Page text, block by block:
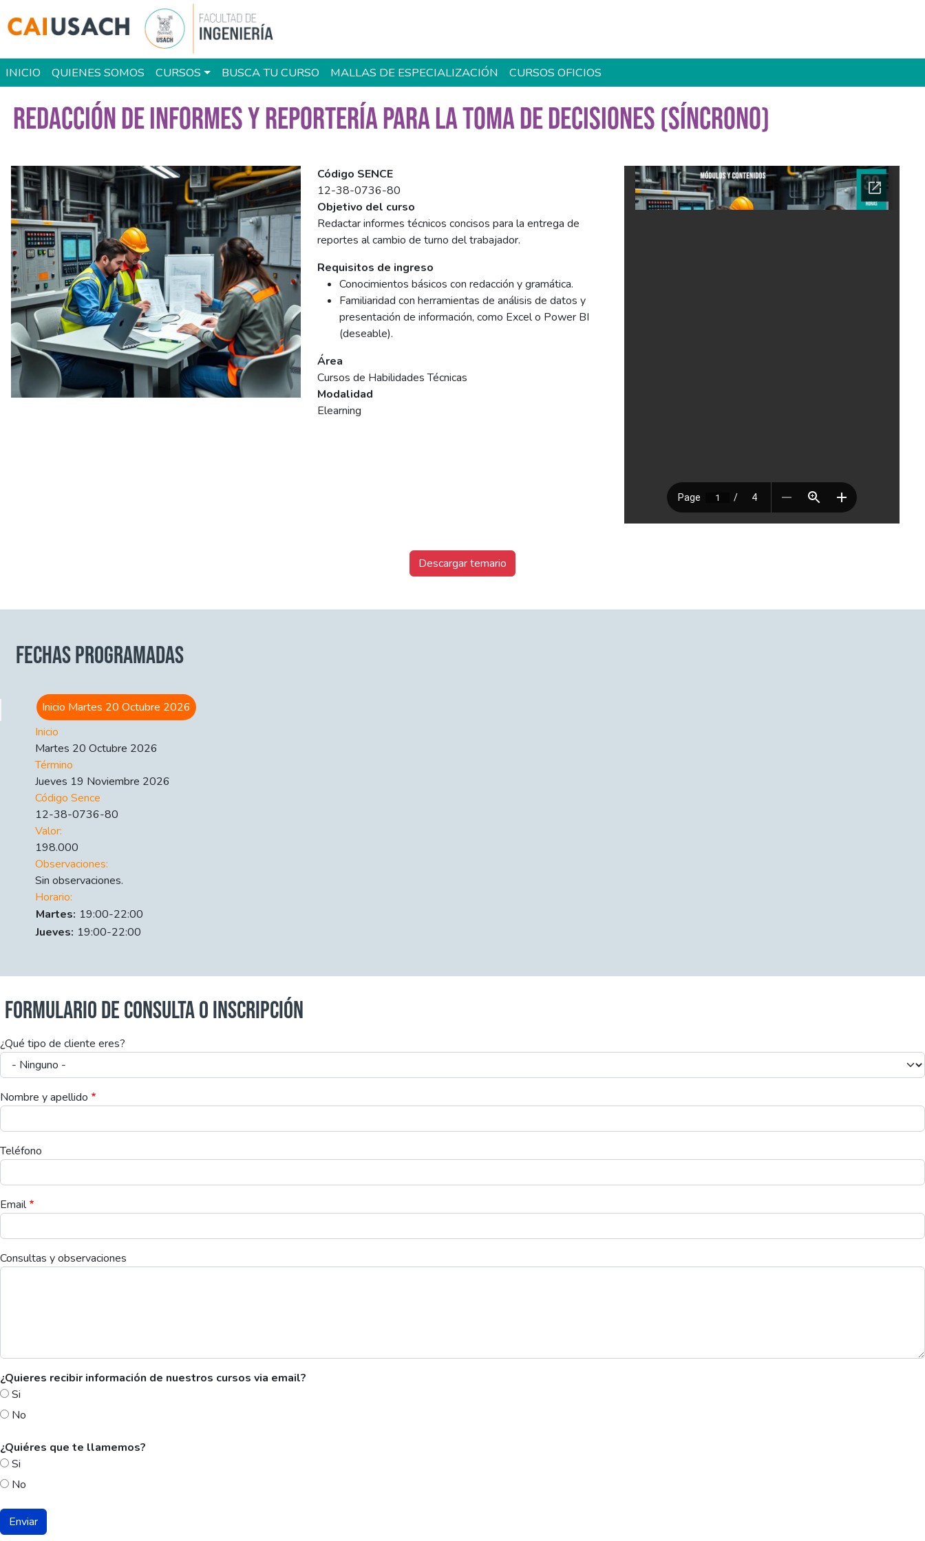
Main navigation
INICIO QUIENES SOMOS CURSOS BUSCA TU CURSO MALLAS DE ESPECIALIZACIÓN CURSOS OFICIOS
REDACCIÓN DE INFORMES Y REPORTERÍA PARA LA TOMA DE DECISIONES (SÍNCRONO)
Imagen del curso
Código SENCE
12-38-0736-80
Objetivo del curso
Redactar informes técnicos concisos para la entrega de
reportes al cambio de turno del trabajador.
Requisitos de ingreso
Conocimientos básicos con redacción y gramática.
Familiaridad con herramientas de análisis de datos y
presentación de información, como Excel o Power BI
(deseable).
Área
Cursos de Habilidades Técnicas
Modalidad
Elearning
Ficha del curso
Descargar temario
FECHAS PROGRAMADAS
Inicio Martes 20 Octubre 2026
Inicio
Martes 20 Octubre 2026
Término
Jueves 19 Noviembre 2026
Código Sence
12-38-0736-80
Valor:
198.000
Observaciones:
Sin observaciones.
Horario:
Día
Time slot
Comment
Martes: 19:00-22:00
Jueves: 19:00-22:00
FORMULARIO DE CONSULTA O INSCRIPCIÓN
¿Qué tipo de cliente eres?
Nombre y apellido
Teléfono
Email
Consultas y observaciones
¿Quieres recibir información de nuestros cursos via email?
Si
No
¿Quiéres que te llamemos?
Si
No